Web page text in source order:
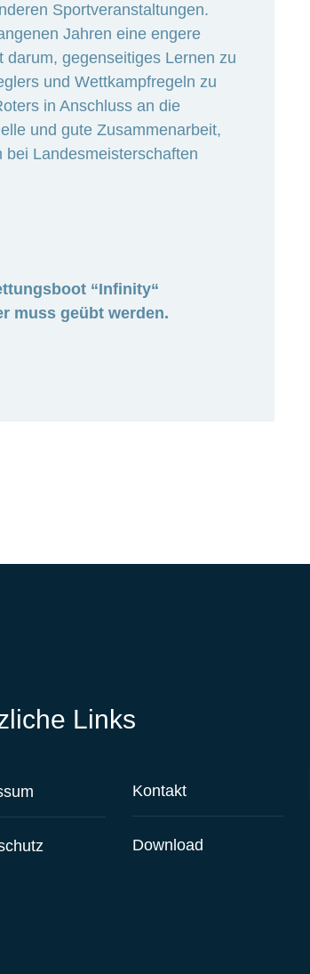
Sportveranstaltungen.
Jahren eine engere
darum, gegenseitiges Lernen zu
und Wettkampfregeln zu
in Anschluss an die
und gute Zusammenarbeit,
Landesmeisterschaften
“Infinity“
muss geübt werden.
Links
Kontakt
Download